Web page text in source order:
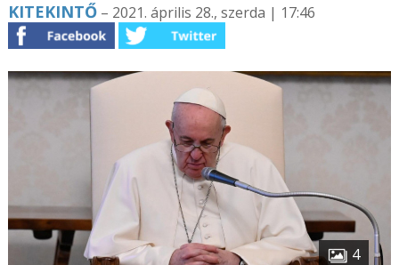
KITEKINTŐ– 2021. április 28., szerda | 17:46
4